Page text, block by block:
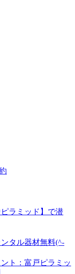
ピラミッド】で潜
タル器材無料(^-
ト：富戸ピラミッ